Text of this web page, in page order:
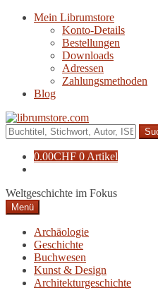
Navigation
Zum
Mein Librumstore
Konto-Details
Bestellungen
Downloads
Adressen
Zahlungsmethoden
Blog
Suche
nach:
0.00CHF 0 Artikel
Weltgeschichte im Fokus
Menü
Archäologie
Geschichte
Buchwesen
Kunst & Design
Architekturgeschichte